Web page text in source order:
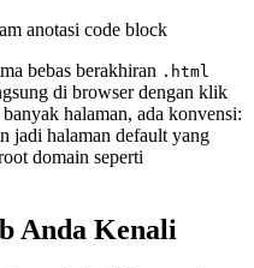
anotasi code block
bebas berakhiran .html
di browser dengan klik
halaman, ada konvensi:
jadi halaman default yang
domain seperti
Anda Kenali